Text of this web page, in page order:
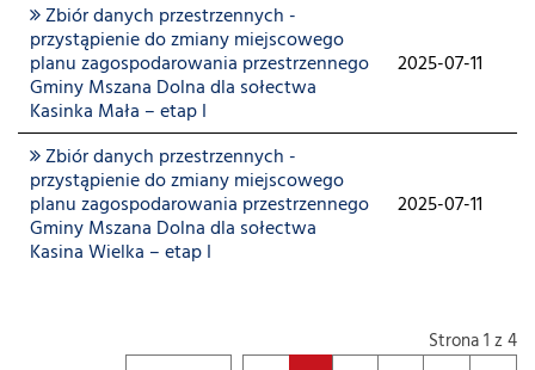
Zbiór danych przestrzennych -
przystąpienie do zmiany miejscowego
planu zagospodarowania przestrzennego
Gminy Mszana Dolna dla sołectwa
Kasinka Mała – etap I
2025-07-11
Zbiór danych przestrzennych -
przystąpienie do zmiany miejscowego
planu zagospodarowania przestrzennego
Gminy Mszana Dolna dla sołectwa
Kasina Wielka – etap I
2025-07-11
Strona 1 z 4